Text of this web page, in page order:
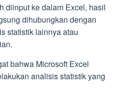
diinput ke dalam Excel, hasil
dihubungkan dengan
statistik lainnya atau
bahwa Microsoft Excel
analisis statistik yang